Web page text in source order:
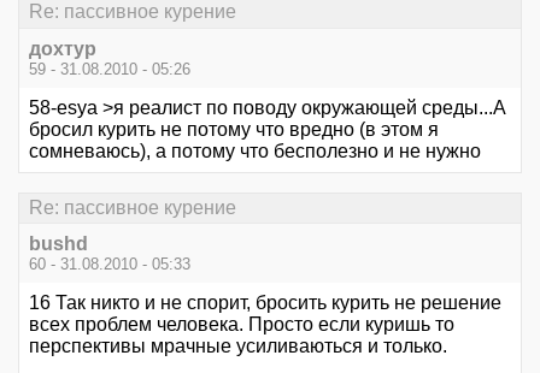
Re: пассивное курение
дохтур
59 - 31.08.2010 - 05:26
58-esya >я реалист по поводу окружающей среды...А
бросил курить не потому что вредно (в этом я
сомневаюсь), а потому что бесполезно и не нужно
Re: пассивное курение
bushd
60 - 31.08.2010 - 05:33
16 Так никто и не спорит, бросить курить не решение
всех проблем человека. Просто если куришь то
перспективы мрачные усиливаються и только.